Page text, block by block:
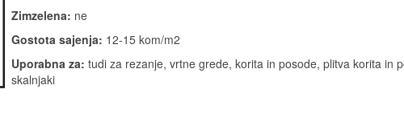
Zimzelena: ne
Gostota sajenja: 12-15 kom/m2
Uporabna za: tudi za rezanje, vrtne grede, korita in posode, plitva korita in
skalnjaki